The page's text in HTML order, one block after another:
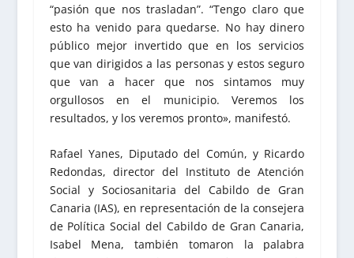
“pasión que nos trasladan”. “Tengo claro que
esto ha venido para quedarse. No hay dinero
público mejor invertido que en los servicios
que van dirigidos a las personas y estos seguro
que van a hacer que nos sintamos muy
orgullosos en el municipio. Veremos los
resultados, y los veremos pronto», manifestó.
Rafael Yanes, Diputado del Común, y Ricardo
Redondas, director del Instituto de Atención
Social y Sociosanitaria del Cabildo de Gran
Canaria (IAS), en representación de la consejera
de Política Social del Cabildo de Gran Canaria,
Isabel Mena, también tomaron la palabra